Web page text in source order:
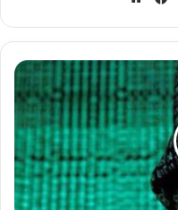
Slocker,
ransomware
para
móviles,
atacó
de
nuevo